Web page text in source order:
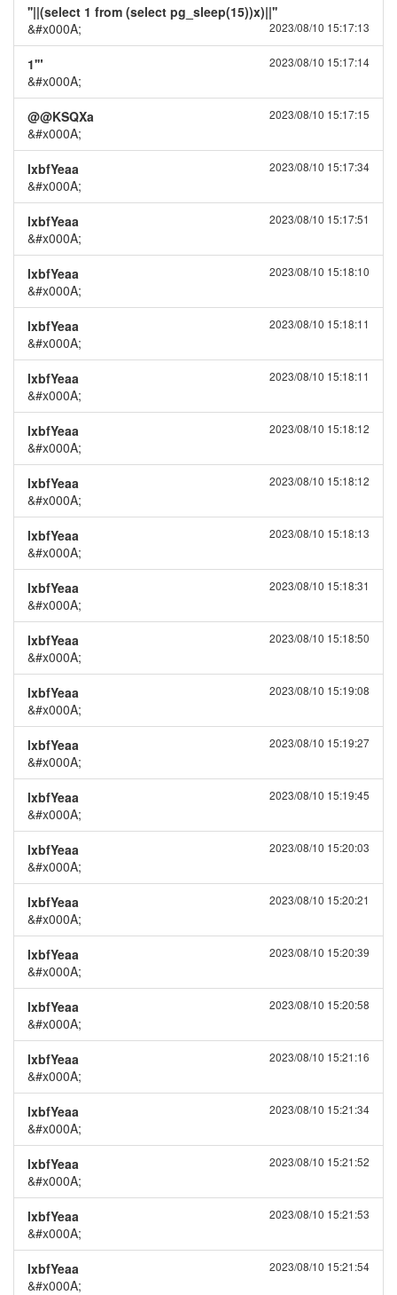
''||(select 1 from (select pg_sleep(15))x)||''
2023/08/10 15:17:13
&#x000A;
1'"
2023/08/10 15:17:14
&#x000A;
@@KSQXa
2023/08/10 15:17:15
&#x000A;
lxbfYeaa
2023/08/10 15:17:34
&#x000A;
lxbfYeaa
2023/08/10 15:17:51
&#x000A;
lxbfYeaa
2023/08/10 15:18:10
&#x000A;
lxbfYeaa
2023/08/10 15:18:11
&#x000A;
lxbfYeaa
2023/08/10 15:18:11
&#x000A;
lxbfYeaa
2023/08/10 15:18:12
&#x000A;
lxbfYeaa
2023/08/10 15:18:12
&#x000A;
lxbfYeaa
2023/08/10 15:18:13
&#x000A;
lxbfYeaa
2023/08/10 15:18:31
&#x000A;
lxbfYeaa
2023/08/10 15:18:50
&#x000A;
lxbfYeaa
2023/08/10 15:19:08
&#x000A;
lxbfYeaa
2023/08/10 15:19:27
&#x000A;
lxbfYeaa
2023/08/10 15:19:45
&#x000A;
lxbfYeaa
2023/08/10 15:20:03
&#x000A;
lxbfYeaa
2023/08/10 15:20:21
&#x000A;
lxbfYeaa
2023/08/10 15:20:39
&#x000A;
lxbfYeaa
2023/08/10 15:20:58
&#x000A;
lxbfYeaa
2023/08/10 15:21:16
&#x000A;
lxbfYeaa
2023/08/10 15:21:34
&#x000A;
lxbfYeaa
2023/08/10 15:21:52
&#x000A;
lxbfYeaa
2023/08/10 15:21:53
&#x000A;
lxbfYeaa
2023/08/10 15:21:54
&#x000A;